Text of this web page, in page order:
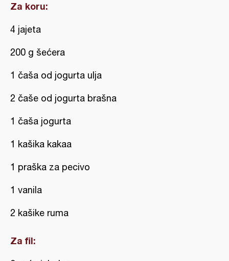
Za koru:
4 jajeta
200 g šećera
1 čaša od jogurta ulja
2 čaše od jogurta brašna
1 čaša jogurta
1 kašika kakaa
1 praška za pecivo
1 vanila
2 kašike ruma
Za fil: